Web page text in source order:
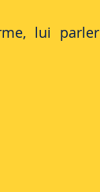
lui parler